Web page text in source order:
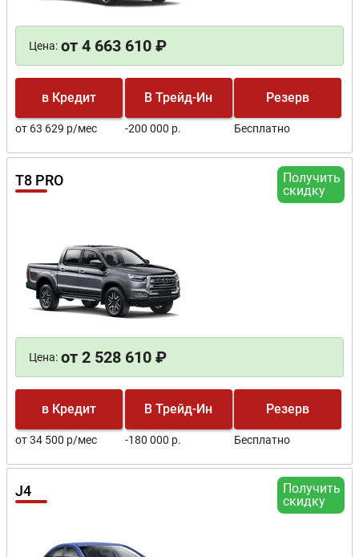
Цена: от 4 663 610 ₽
в Кредит
от 63 629 р/мес
В Трейд-Ин
-200 000 р.
Резерв
Бесплатно
Получить
скидку
T8 PRO
Цена: от 2 528 610 ₽
в Кредит
от 34 500 р/мес
В Трейд-Ин
-180 000 р.
Резерв
Бесплатно
Получить
скидку
J4